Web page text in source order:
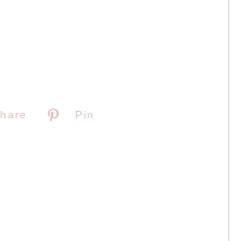
Pin